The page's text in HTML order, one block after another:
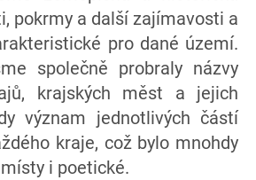
pokrmy a další zajímavosti a
pro dané území.
společně probraly názvy
krajských měst a jejich
význam jednotlivých částí
kraje, což bylo mnohdy
i poetické.